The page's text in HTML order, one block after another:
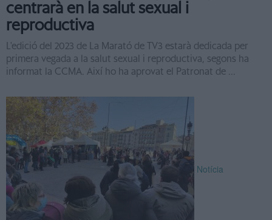
centrarà en la salut sexual i
reproductiva
L'edició del 2023 de La Marató de TV3 estarà dedicada per
primera vegada a la salut sexual i reproductiva, segons ha
informat la CCMA. Així ho ha aprovat el Patronat de ...
Notícia